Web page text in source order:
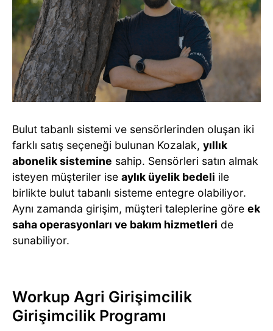
Bulut tabanlı sistemi ve sensörlerinden oluşan iki
farklı satış seçeneği bulunan Kozalak, yıllık
abonelik sistemine sahip. Sensörleri satın almak
isteyen müşteriler ise aylık üyelik bedeli ile
birlikte bulut tabanlı sisteme entegre olabiliyor.
Aynı zamanda girişim, müşteri taleplerine göre ek
saha operasyonları ve bakım hizmetleri de
sunabiliyor.
Workup Agri Girişimcilik
Girişimcilik Programı